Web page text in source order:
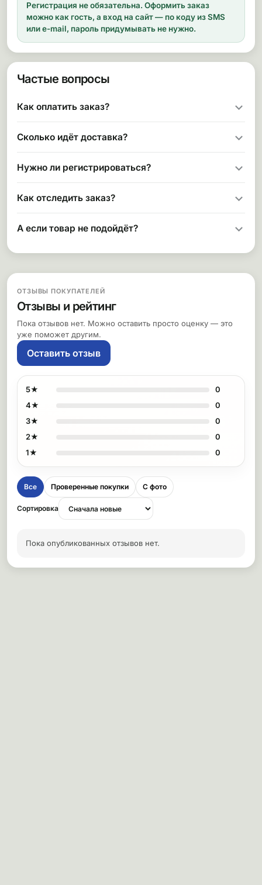
Регистрация не обязательна. Оформить заказ
можно как гость, а вход на сайт — по коду из SMS
или e-mail, пароль придумывать не нужно.
Частые вопросы
Как оплатить заказ?
Сколько идёт доставка?
Нужно ли регистрироваться?
Как отследить заказ?
А если товар не подойдёт?
ОТЗЫВЫ ПОКУПАТЕЛЕЙ
Отзывы и рейтинг
Пока отзывов нет. Можно оставить просто оценку — это
уже поможет другим.
Оставить отзыв
5★
0
4★
0
3★
0
2★
0
1★
0
Все Проверенные покупки С фото
Сортировка
Пока опубликованных отзывов нет.